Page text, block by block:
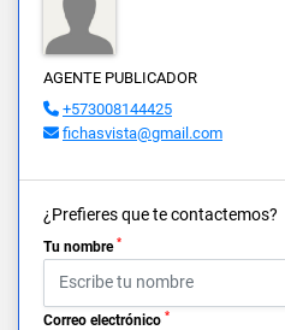
AGENTE PUBLICADOR
+573008144425
fichasvista@gmail.com
¿Prefieres que te contactemos?
Tu nombre *
Correo electrónico *